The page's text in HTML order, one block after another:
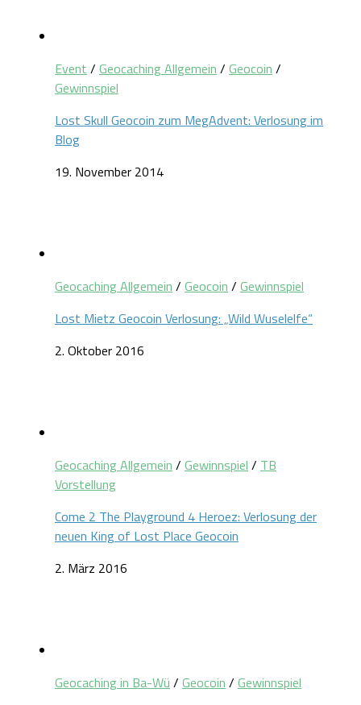
Event / Geocaching Allgemein / Geocoin /
Gewinnspiel
Lost Skull Geocoin zum MegAdvent: Verlosung im
Blog
19. November 2014
Geocaching Allgemein / Geocoin / Gewinnspiel
Lost Mietz Geocoin Verlosung: „Wild Wuselelfe“
2. Oktober 2016
Geocaching Allgemein / Gewinnspiel / TB
Vorstellung
Come 2 The Playground 4 Heroez: Verlosung der
neuen King of Lost Place Geocoin
2. März 2016
Geocaching in Ba-Wü / Geocoin / Gewinnspiel